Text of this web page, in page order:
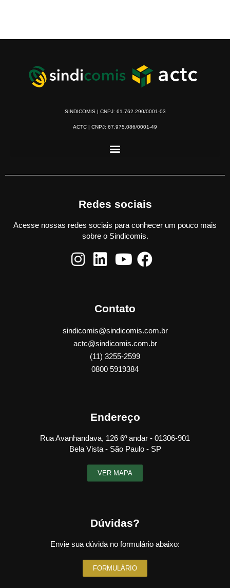
SINDICOMIS | CNPJ: 61.762.290/0001-03
ACTC | CNPJ: 67.975.086/0001-49
Redes sociais
Acesse nossas redes sociais para conhecer um pouco mais
sobre o Sindicomis.
Contato
sindicomis@sindicomis.com.br
actc@sindicomis.com.br
(11) 3255-2599
0800 5919384
Endereço
Rua Avanhandava, 126 6º andar - 01306-901
Bela Vista - São Paulo - SP
VER MAPA
Dúvidas?
Envie sua dúvida no formulário abaixo:
FORMULÁRIO